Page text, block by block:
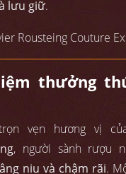
lưu giữ.
thưởng
vẹn hương vị
, người sành rượu
niu và chậm rãi.